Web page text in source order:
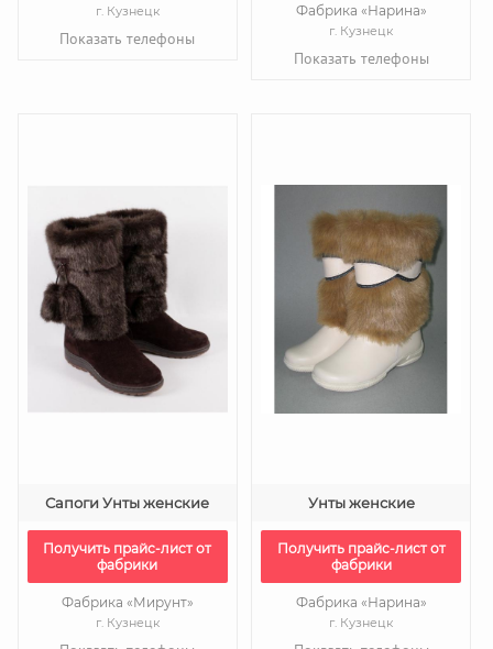
г. Кузнецк
Показать телефоны
Фабрика «Нарина»
г. Кузнецк
Показать телефоны
Сапоги Унты женские
Получить прайс-лист от
фабрики
Фабрика «Мирунт»
г. Кузнецк
Унты женские
Получить прайс-лист от
фабрики
Фабрика «Нарина»
г. Кузнецк